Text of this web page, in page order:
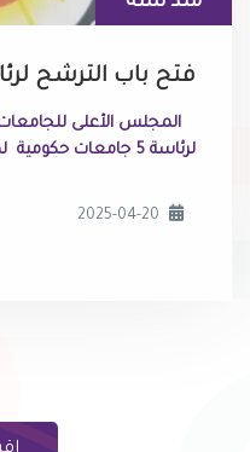
فتح باب الترشح
المجلس الأعلى
لرئاسة 5 جامعات حكومية لمتابعة الخبر......
2025-04-20